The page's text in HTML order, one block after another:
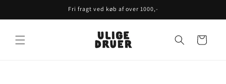
Fri fragt ved køb af over 1000,-
Indkøbskurv